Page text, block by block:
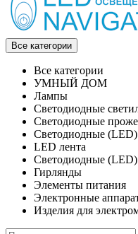
Все категории
Все категории
УМНЫЙ ДОМ
Лампы
Светодиодные
Светодиодные
Светодиодные
LED лента
Светодиодные
Гирлянды
Элементы питания
Электронные
Изделия для